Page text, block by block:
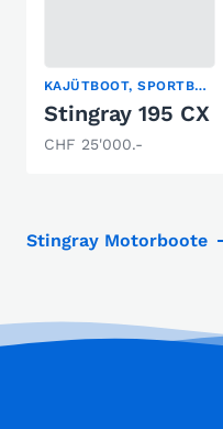
KAJÜTBOOT, SPORTBOOT, WASSERSKI
Stingray 195 CX
CHF 25'000.-
Stingray Motorboote